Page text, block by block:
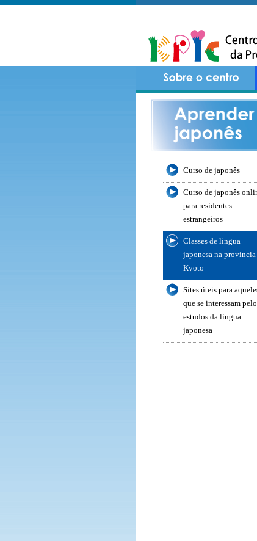
Curso de japonês
Curso de japonês
para residentes
estrangeiros
Classes de lingua
japonesa na província
Kyoto
Sites úteis para
que se interessam
estudos da lingua
japonesa